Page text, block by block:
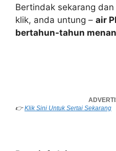
Bertindak sekarang
klik, anda untung – air
bertahun-tahun
👉Klik Sini Untuk Sertai Sekarang